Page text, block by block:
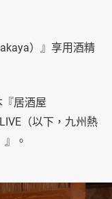
）』享用酒精
居酒屋
（以下，九州熱
。